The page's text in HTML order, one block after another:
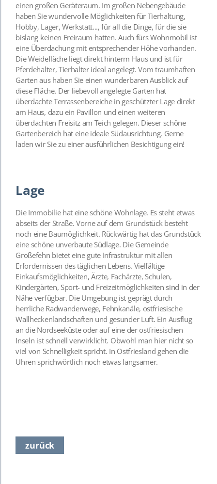
einen großen Geräteraum. Im großen Nebengebäude
haben Sie wundervolle Möglichkeiten für Tierhaltung,
Hobby, Lager, Werkstatt..., für all die Dinge, für die sie
bislang keinen Freiraum hatten. Auch fürs Wohnmobil ist
eine Überdachung mit entsprechender Höhe vorhanden.
Die Weidefläche liegt direkt hinterm Haus und ist für
Pferdehalter, Tierhalter ideal angelegt. Vom traumhaften
Garten aus haben Sie einen wunderbaren Ausblick auf
diese Fläche. Der liebevoll angelegte Garten hat
überdachte Terrassenbereiche in geschützter Lage direkt
am Haus, dazu ein Pavillon und einen weiteren
überdachten Freisitz am Teich gelegen. Dieser schöne
Gartenbereich hat eine ideale Südausrichtung. Gerne
laden wir Sie zu einer ausführlichen Besichtigung ein!
Lage
Die Immobilie hat eine schöne Wohnlage. Es steht etwas
abseits der Straße. Vorne auf dem Grundstück besteht
noch eine Baumöglichkeit. Rückwärtig hat das Grundstück
eine schöne unverbaute Südlage. Die Gemeinde
Großefehn bietet eine gute Infrastruktur mit allen
Erfordernissen des täglichen Lebens. Vielfältige
Einkaufsmöglichkeiten, Ärzte, Fachärzte, Schulen,
Kindergärten, Sport- und Freizeitmöglichkeiten sind in der
Nähe verfügbar. Die Umgebung ist geprägt durch
herrliche Radwanderwege, Fehnkanäle, ostfriesische
Wallheckenlandschaften und gesunder Luft. Ein Ausflug
an die Nordseeküste oder auf eine der ostfriesischen
Inseln ist schnell verwirklicht. Obwohl man hier nicht so
viel von Schnelligkeit spricht. In Ostfriesland gehen die
Uhren sprichwörtlich noch etwas langsamer.
zurück